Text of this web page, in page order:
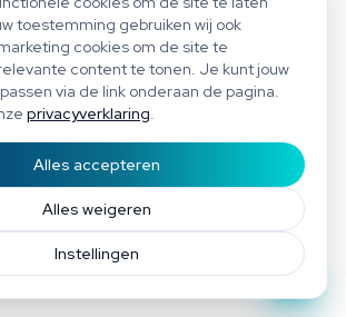
per jaar
direct een afspraak
toestemming gebruiken wij ook
cookies om de site te
content te tonen. Je kunt jouw
via de link onderaan de pagina.
privacyverklaring.
Instellingen
Alles weigeren
Alles accepteren